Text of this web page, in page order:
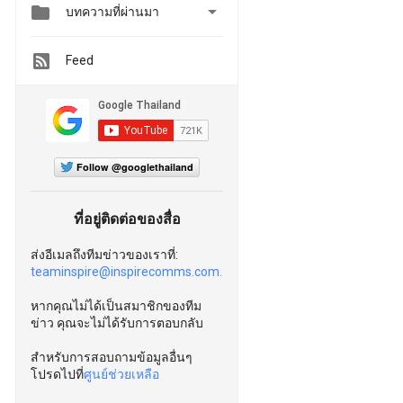
 บทความที่ผ่านมา 
Feed
Follow @googlethailand
ที่อยู่ติดต่อของสื่อ
ส่งอีเมลถึงทีมข่าวของเราที่:
teaminspire@inspirecomms.com.
หากคุณไม่ได้เป็นสมาชิกของทีม
ข่าว คุณจะไม่ได้รับการตอบกลับ
สำหรับการสอบถามข้อมูลอื่นๆ
โปรดไปที่ศูนย์ช่วยเหลือ